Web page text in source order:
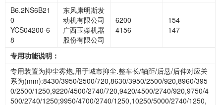
B6.2NS6B21
0
YCS04200-6
8
东风康明斯发
动机有限公司
广西玉柴机器
股份有限公司
6200
4156
154
147
专用功能说明：
专用装置为抑尘雾炮,用于城市抑尘.整车长/轴距/后悬/后伸对应关
系为(mm):8430/3950/2500/720,8630/3950/2500/920,8960/395
0/2500/1250,9220/4500/2740/720,9420/4500/2740/920,9750/4
500/2740/1250;9950/4700/2740/1250,10250/5000/2740/1250,